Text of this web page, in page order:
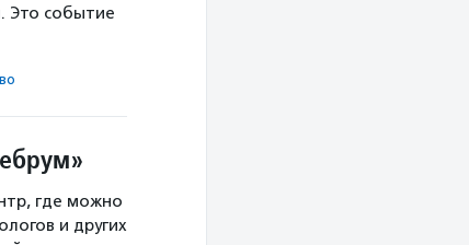
Это событие
где можно
и других